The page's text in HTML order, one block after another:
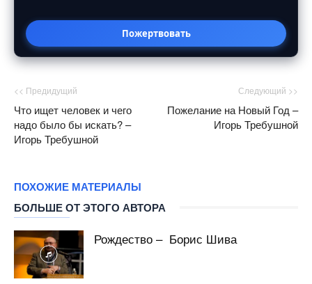
Пожертвовать
<< Предидущий
Что ищет человек и чего
надо было бы искать? –
Игорь Требушной
Следующий >>
Пожелание на Новый Год –
Игорь Требушной
ПОХОЖИЕ МАТЕРИАЛЫ
БОЛЬШЕ ОТ ЭТОГО АВТОРА
Рождество – Борис Шива